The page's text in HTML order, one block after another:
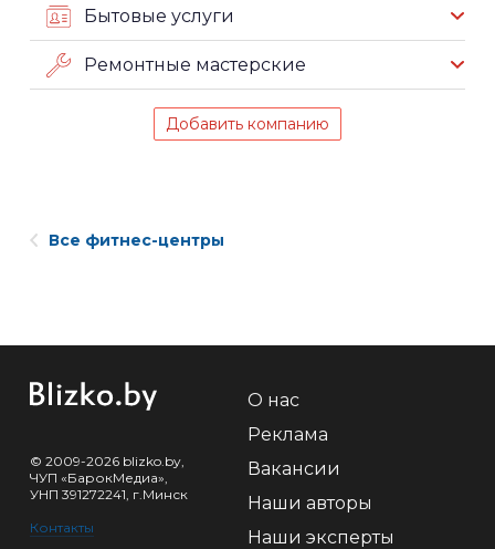
Бытовые услуги
Ремонтные мастерские
Добавить компанию
Все фитнес-центры
© 2009-2026 blizko.by,
ЧУП «БарокМедиа»,
УНП 391272241, г.Минск
Контакты
О нас
Реклама
Вакансии
Наши авторы
Наши эксперты